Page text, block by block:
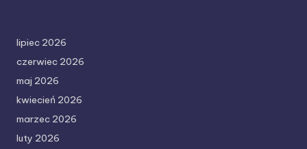
lipiec 2026
czerwiec 2026
maj 2026
kwiecień 2026
marzec 2026
luty 2026